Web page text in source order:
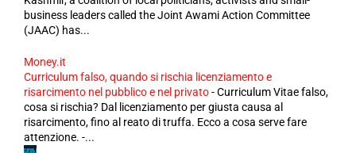
business leaders called the Joint Awami Action Committee
(JAAC) has...
Money.it
Curriculum falso, quando si rischia licenziamento e
risarcimento nel pubblico e nel privato-Curriculum Vitae falso,
cosa si rischia? Dal licenziamento per giusta causa al
risarcimento, fino al reato di truffa. Ecco a cosa serve fare
attenzione. -...